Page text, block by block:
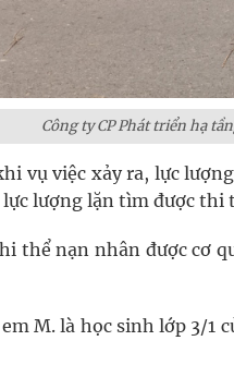
Công ty CP Phát triển hạ
vụ việc xảy ra, lực
lượng lặn tìm được thi
thể nạn nhân được cơ
M. là học sinh lớp 3/1